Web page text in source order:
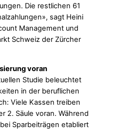
Die restlichen 61
sagt Heini
Management und
Schweiz der Zürcher
voran
Studie beleuchtet
in der beruflichen
Viele Kassen treiben
2. Säule voran. Während
Sparbeiträgen etabliert